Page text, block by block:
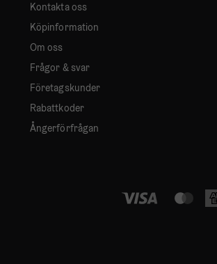
Kontakta oss
Köpinformation
Om oss
Frågor & svar
Företagskunder
Rabattkoder
Ångerförfrågan